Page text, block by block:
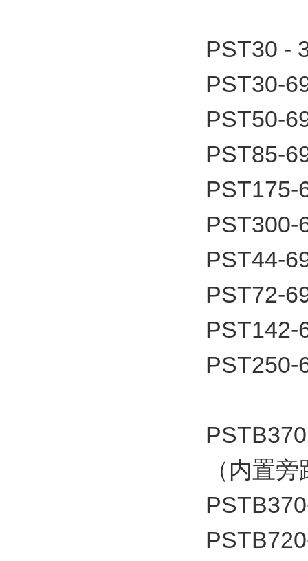
PST30 -
PST30-
PST50-
PST85-
PST44-
PST72-
PST142-
PST250-
（内置